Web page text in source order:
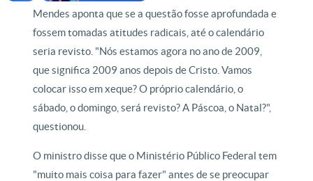
Mendes aponta que se a questão fosse aprofundada e
fossem tomadas atitudes radicais, até o calendário
seria revisto. "Nós estamos agora no ano de 2009,
que significa 2009 anos depois de Cristo. Vamos
colocar isso em xeque? O próprio calendário, o
sábado, o domingo, será revisto? A Páscoa, o Natal?",
questionou.
O ministro disse que o Ministério Público Federal tem
"muito mais coisa para fazer" antes de se preocupar